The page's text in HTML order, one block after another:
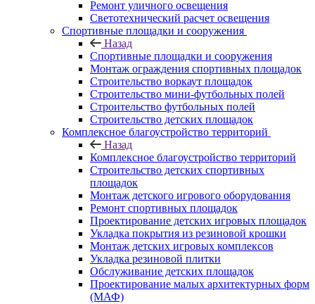
Ремонт уличного освещения
Светотехнический расчет освещения
Спортивные площадки и сооружения
Назад
Спортивные площадки и сооружения
Монтаж ограждения спортивных площадок
Строительство воркаут площадок
Строительство мини-футбольных полей
Строительство футбольных полей
Строительство детских площадок
Комплексное благоустройство территорий
Назад
Комплексное благоустройство территорий
Строительство детских спортивных
площадок
Монтаж детского игрового оборудования
Ремонт спортивных площадок
Проектирование детских игровых площадок
Укладка покрытия из резиновой крошки
Монтаж детских игровых комплексов
Укладка резиновой плитки
Обслуживание детских площадок
Проектирование малых архитектурных форм
(МАФ)